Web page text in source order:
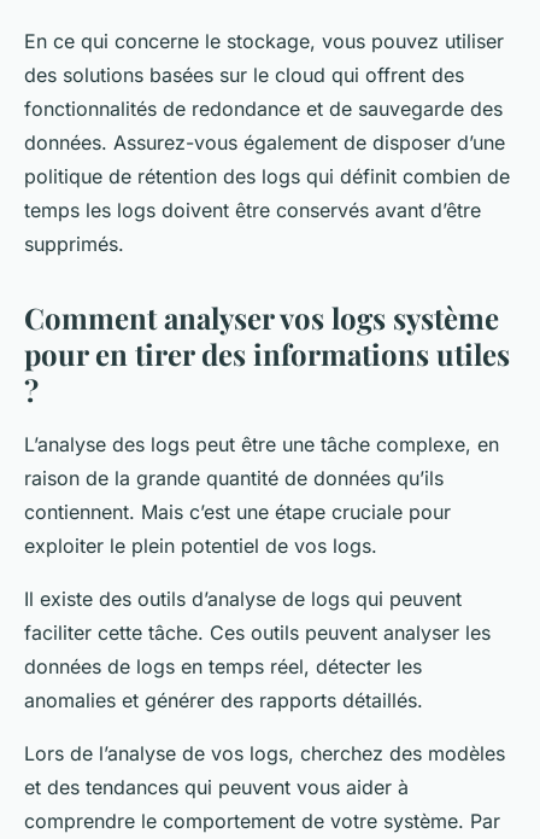
En ce qui concerne le stockage, vous pouvez utiliser
des solutions basées sur le cloud qui offrent des
fonctionnalités de redondance et de sauvegarde des
données. Assurez-vous également de disposer d’une
politique de rétention des logs qui définit combien de
temps les logs doivent être conservés avant d’être
supprimés.
Comment analyser vos logs système
pour en tirer des informations utiles
?
L’analyse des logs peut être une tâche complexe, en
raison de la grande quantité de données qu’ils
contiennent. Mais c’est une étape cruciale pour
exploiter le plein potentiel de vos logs.
Il existe des outils d’analyse de logs qui peuvent
faciliter cette tâche. Ces outils peuvent analyser les
données de logs en temps réel, détecter les
anomalies et générer des rapports détaillés.
Lors de l’analyse de vos logs, cherchez des modèles
et des tendances qui peuvent vous aider à
comprendre le comportement de votre système. Par